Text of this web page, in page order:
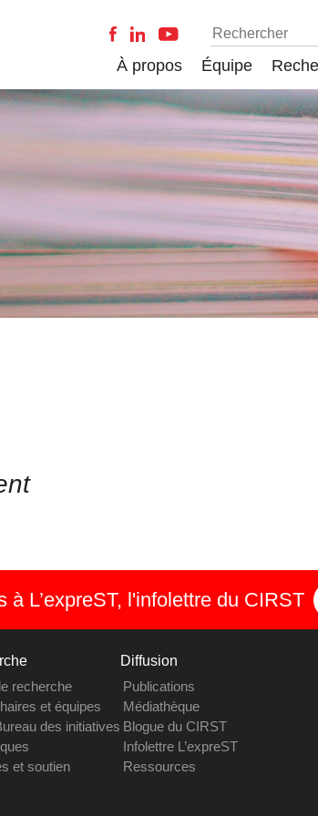
À propos Équipe
à L’expreST, l'infolettre du CIRST
recherche
et équipes
des initiatives
et soutien
Diffusion
Publications
Médiathèque
Blogue du CIRST
Infolettre L’expreST
Ressources